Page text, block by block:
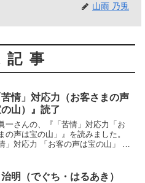
山雨 乃兎
記事
苦情」対応力（お客さまの声
山）』読了
一さんの、『「苦情」対応力「お
の声は宝の山」』を読みました。
」対応力 「お客の声は宝の山」 作
二通りある本当に（実...
明（でぐち・はるあき）